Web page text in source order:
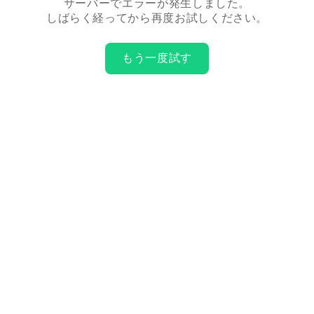
サーバーでエラーが発生しました。
しばらく経ってから再度お試しください。
もう一度試す